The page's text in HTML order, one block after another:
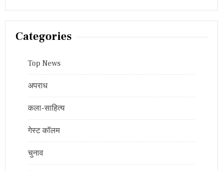
Categories
Top News
अपराध
कला-साहित्य
गेस्ट कॉलम
चुनाव